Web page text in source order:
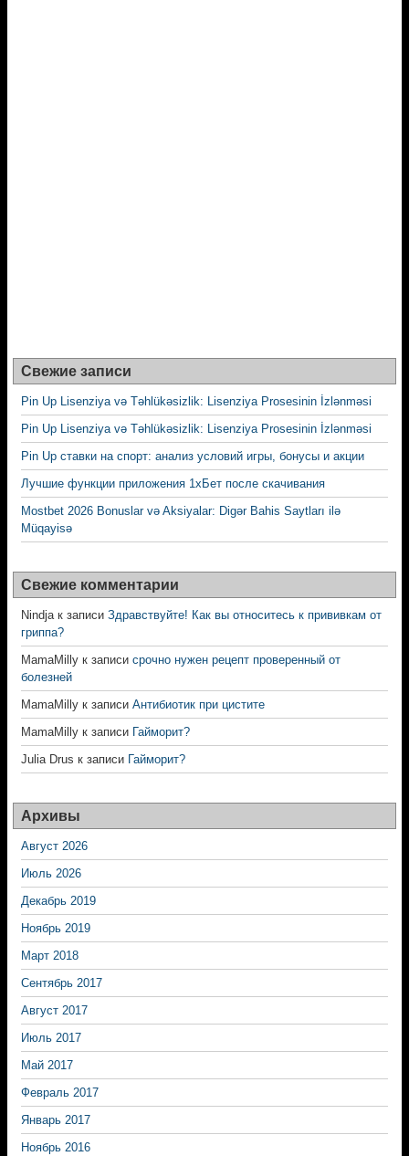
Свежие записи
Pin Up Lisenziya və Təhlükəsizlik: Lisenziya Prosesinin İzlənməsi
Pin Up Lisenziya və Təhlükəsizlik: Lisenziya Prosesinin İzlənməsi
Pin Up ставки на спорт: анализ условий игры, бонусы и акции
Лучшие функции приложения 1хБет после скачивания
Mostbet 2026 Bonuslar və Aksiyalar: Digər Bahis Saytları ilə
Müqayisə
Свежие комментарии
Nindjaк записи Здравствуйте! Как вы относитесь к прививкам от
гриппа?
MamaMilly к записи срочно нужен рецепт проверенный от
болезней
MamaMilly к записи Антибиотик при цистите
MamaMilly к записи Гайморит?
Julia Drus к записи Гайморит?
Архивы
Август 2026
Июль 2026
Декабрь 2019
Ноябрь 2019
Март 2018
Сентябрь 2017
Август 2017
Июль 2017
Май 2017
Февраль 2017
Январь 2017
Ноябрь 2016